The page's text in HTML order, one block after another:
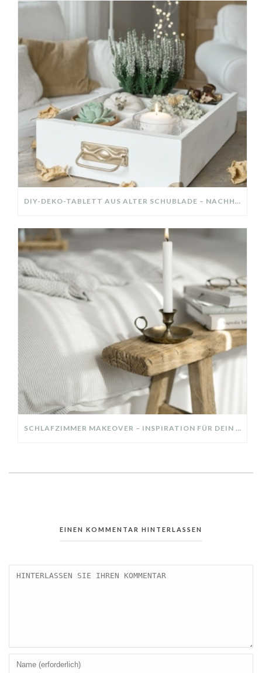
DIY-DEKO-TABLETT AUS ALTER SCHUBLADE – NACHHALTIGE HERBSTDEKO SELBER MACHEN!
SCHLAFZIMMER MAKEOVER – INSPIRATION FÜR DEIN SCHLAFZIMMER: AUS ALT MACH NEU – HELL, GEMÜTLICH UND EINLADEND
EINEN KOMMENTAR HINTERLASSEN